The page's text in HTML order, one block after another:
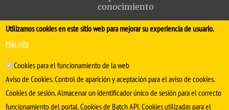
conocimiento
FACULTAD DE MEDICINA
Conserjería:954 55 98 30- Secretaría .facmedinfo@us.es
Utilizamos cookies en este sitio web para mejorar su experiencia de usuario.
Más info
Cookies para el funcionamiento de la web
Aviso de Cookies. Control de aparición y aceptación para el aviso de cookies.
Cookies de sesión. Almacenar un identificador único de sesión para el correcto
funcionamiento del portal. Cookies de Batch API. Cookies utilizadas para el